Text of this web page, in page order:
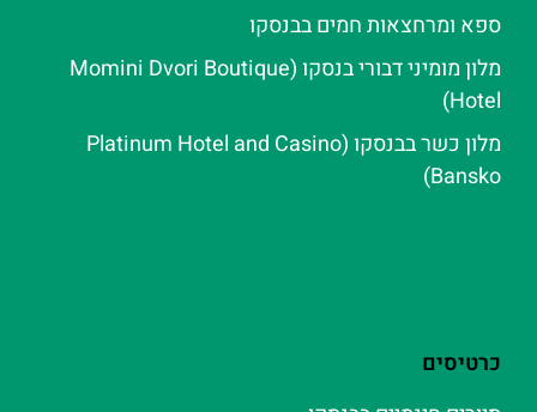
ספא ומרחצאות חמים בבנסקו
מלון מומיני דבורי בנסקו (Momini Dvori Boutique
Hotel)
מלון כשר בבנסקו (Platinum Hotel and Casino
Bansko)
כרטיסים